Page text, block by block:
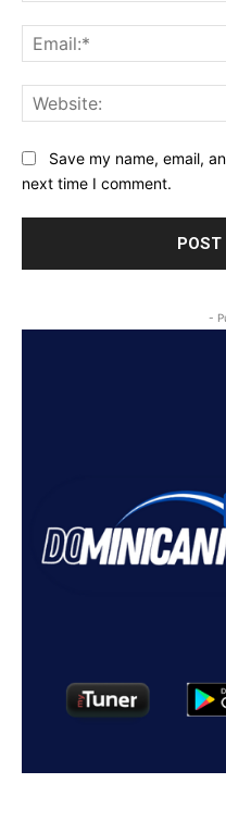
Save my name, email,
next time I comment.
-